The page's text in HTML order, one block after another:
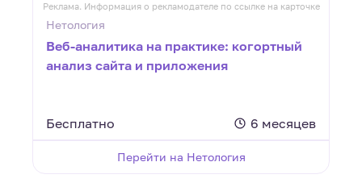
Реклама. Информация о рекламодателе по ссылке на карточке
Нетология
Веб-аналитика на практике: когортный
анализ сайта и приложения
Бесплатно 6 месяцев
Перейти на Нетология